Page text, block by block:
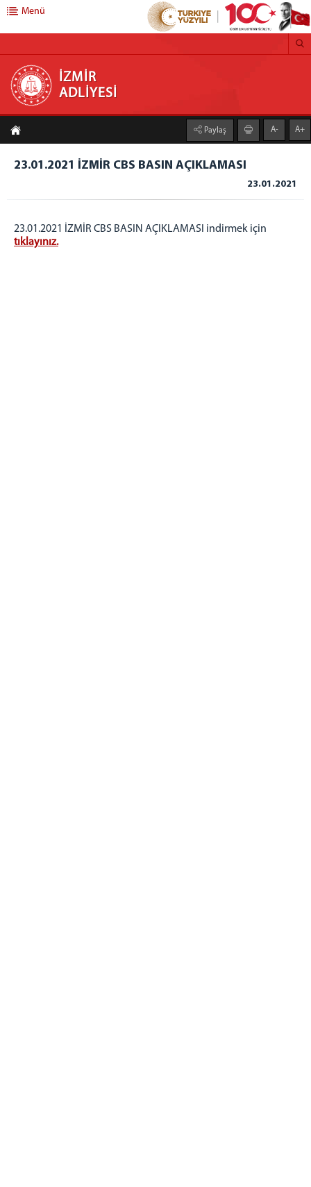
İZMİR ADLİYESİ
ANASAYFA
BAŞSAVCILIK
CUMHURİYET BAŞSAVCISI
MEDYA İLETİŞİM BÜROSU
KOMİSYON
KOMİSYON BAŞKANLIĞI
Menü
İZMİR
ADLİYESİ
Paylaş A- A+
23.01.2021 İZMİR CBS BASIN AÇIKLAMASI
23.01.2021
23.01.2021 İZMİR CBS BASIN AÇIKLAMASI indirmek için
tıklayınız.